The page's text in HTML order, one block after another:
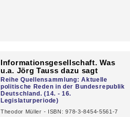
Informationsgesellschaft. Was
u.a. Jörg Tauss dazu sagt
Reihe Quellensammlung: Aktuelle
politische Reden in der Bundesrepublik
Deutschland. (14. - 16.
Legislaturperiode)
Theodor Müller - ISBN: 978-3-8454-5561-7